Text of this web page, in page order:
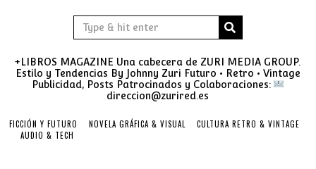
+LIBROS MAGAZINE Una cabecera de ZURI MEDIA GROUP.
Estilo y Tendencias By Johnny Zuri Futuro • Retro • Vintage
Publicidad, Posts Patrocinados y Colaboraciones:
direccion@zurired.es
FICCIÓN Y FUTURO NOVELA GRÁFICA & VISUAL
CULTURA RETRO & VINTAGE
AUDIO & TECH